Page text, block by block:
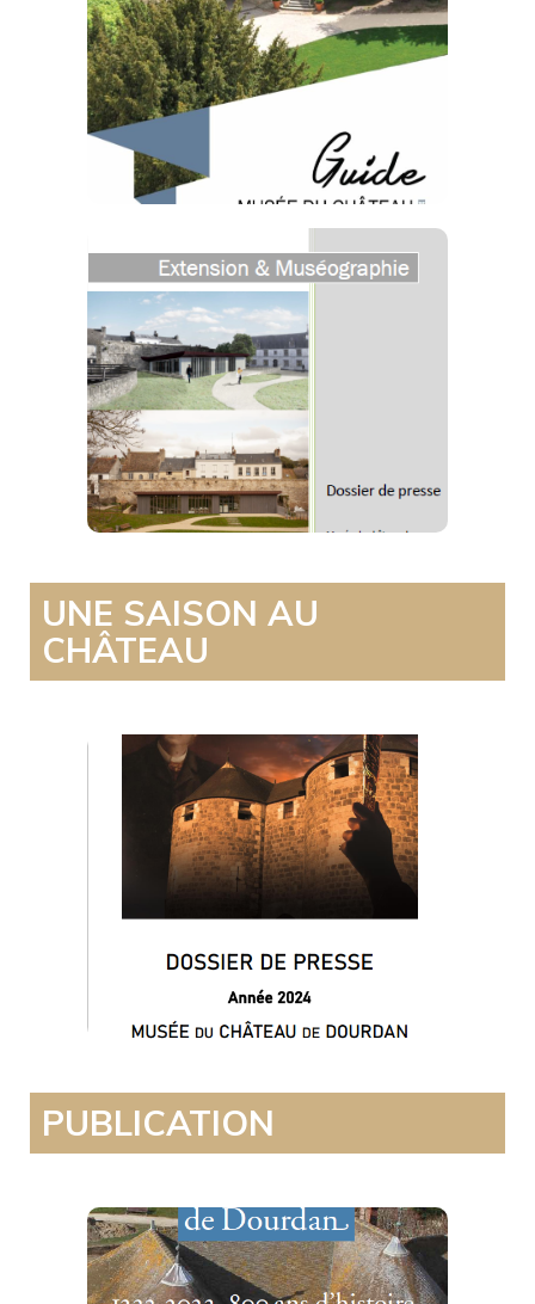
du musée
Extension 2019
Télécharger
UNE SAISON AU
CHÂTEAU
Saison 2024
PUBLICATION